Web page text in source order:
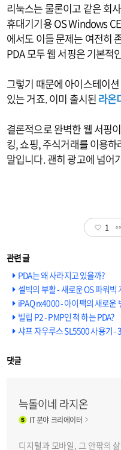
리눅스는 물론이고 같은 회
휴대기기용 OS Windows
에서도 이들 문제는 여전히
PDA 모두 웹 서핑은 기본적
그렇기 때문에 아이스테이
있는 거죠. 이미 출시된 라온
결론적으로 완벽한 웹 서핑
킹, 쇼핑, 주식거래를 이용
말입니다. 괜히 광고에 넘어
1
PDA는 왜 사라지고 있을까?
셀빅의 부활 - 새로운 OS 파워빅
iPAQ rx4000 - 아이팩의 새로운
빌립 P2 - PMP인 척 하는 PDA?
샤프 자우루스 SL5500 사용기 -
댓글
늑돌이네 라지온
IT분야 크리에이터
디지털과 모바일, 그 안팎의